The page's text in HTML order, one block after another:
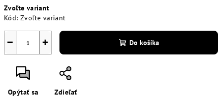
cena:
Zvoľte variant
Kód: Zvoľte variant
+
− Do košíka
Opýtať sa Zdieľať